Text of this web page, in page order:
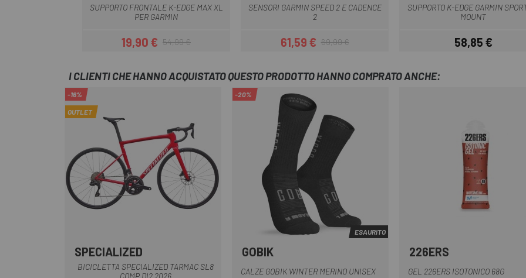
SUPPORTO FRONTALE K-EDGE MAX XL
PER GARMIN
Prezzo
19,90 €Prezzo base
54,99 €
SENSORI GARMIN SPEED 2 E CADENCE
2
Prezzo
61,59 €Prezzo base
69,99 €
SUPPORTO K-EDGE GARMIN
MOUNT
Prezzo
58,85 €
I CLIENTI CHE HANNO ACQUISTATO QUESTO PRODOTTO HANNO COMPRATO ANCHE:
Rosso-Grigio
-16%
OUTLET
SPECIALIZED
BICICLETTA SPECIALIZED TARMAC SL8
COMP DI2 2026
-20%
ESAURITO
GOBIK
CALZE GOBIK WINTER MERINO UNISEX
226ERS
GEL 226ERS ISOTONICO 68G